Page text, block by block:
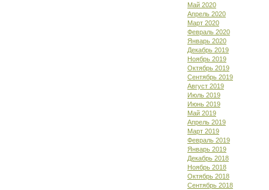
Май 2020
Апрель 2020
Март 2020
Февраль 2020
Январь 2020
Декабрь 2019
Ноябрь 2019
Октябрь 2019
Сентябрь 2019
Август 2019
Июль 2019
Июнь 2019
Май 2019
Апрель 2019
Март 2019
Февраль 2019
Январь 2019
Декабрь 2018
Ноябрь 2018
Октябрь 2018
Сентябрь 2018